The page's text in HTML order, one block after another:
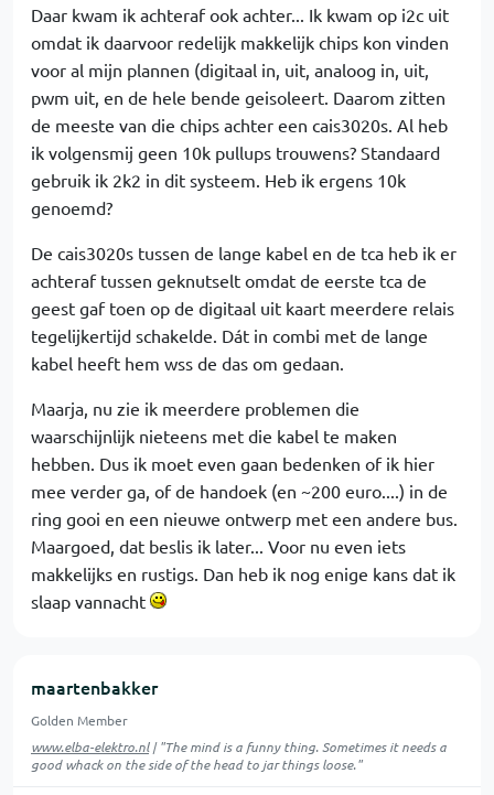
Daar kwam ik achteraf ook achter... Ik kwam op i2c uit
omdat ik daarvoor redelijk makkelijk chips kon vinden
voor al mijn plannen (digitaal in, uit, analoog in, uit,
pwm uit, en de hele bende geisoleert. Daarom zitten
de meeste van die chips achter een cais3020s. Al heb
ik volgensmij geen 10k pullups trouwens? Standaard
gebruik ik 2k2 in dit systeem. Heb ik ergens 10k
genoemd?
De cais3020s tussen de lange kabel en de tca heb ik er
achteraf tussen geknutselt omdat de eerste tca de
geest gaf toen op de digitaal uit kaart meerdere relais
tegelijkertijd schakelde. Dát in combi met de lange
kabel heeft hem wss de das om gedaan.
Maarja, nu zie ik meerdere problemen die
waarschijnlijk nieteens met die kabel te maken
hebben. Dus ik moet even gaan bedenken of ik hier
mee verder ga, of de handoek (en ~200 euro....) in de
ring gooi en een nieuwe ontwerp met een andere bus.
Maargoed, dat beslis ik later... Voor nu even iets
makkelijks en rustigs. Dan heb ik nog enige kans dat ik
slaap vannacht
maartenbakker
Golden Member
www.elba-elektro.nl| "The mind is a funny thing. Sometimes it needs a
good whack on the side of the head to jar things loose."